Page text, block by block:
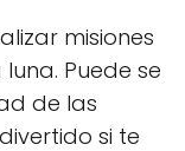
misiones
Puede se
de las
si te